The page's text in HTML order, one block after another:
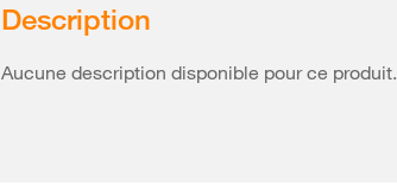
Description
Aucune description disponible pour ce produit.